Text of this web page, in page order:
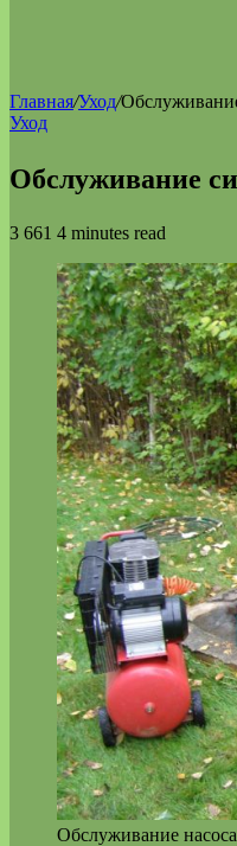
Главная/Уход/
Уход
Обслуживание
3 661 4 minutes read
Обслуживание насоса